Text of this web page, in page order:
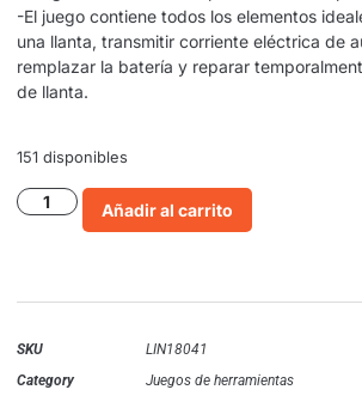
-El juego contiene todos los elementos
una llanta, transmitir corriente eléctrica de
remplazar la batería y reparar
de llanta.
151 disponibles
Añadir al carrito
SKU
LIN18041
Category
Juegos de herramientas